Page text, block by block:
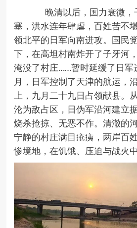
晚清以后，国力衰微，
塞，洪水连年肆虐，百姓苦不堪
领北平的日军向南进攻。国民
下，在高坦村南炸开了子牙河
淹没了村庄……暂时延缓了日军
月，日军控制了天津的航运，
上，九月二十九日占领献县。
沦为敌占区，日伪军沿河建立
烧杀抢掠、无恶不作。清澈的
宁静的村庄满目疮痍，两岸百
惨境地，在饥饿、压迫与战火中